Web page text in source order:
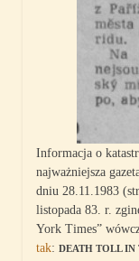
Informacja o
najważniejsza
dniu 28.11.1983
listopada 83. r.
York Times”
tak: DEATH TOLL IN